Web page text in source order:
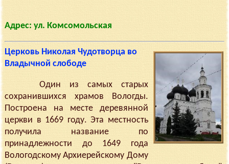
Адрес: ул. Комсомольская
Церковь Николая Чудотворца во
Владычной слободе
Один из самых старых
сохранившихся храмов Вологды.
Построена на месте деревянной
церкви в 1669 году. Эта местность
получила название по
принадлежности до 1649 года
Вологодскому Архиерейскому Дому